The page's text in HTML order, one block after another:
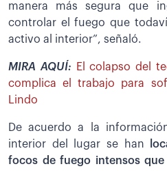
manera más segura que
controlar el fuego que
activo al interior”, señaló.
MIRA AQUÍ:
El colapso del
complica el trabajo para
Lindo
De acuerdo a la
interior del lugar se han
focos de fuego intensos